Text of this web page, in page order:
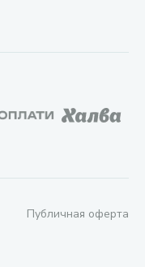
Публичная оферта